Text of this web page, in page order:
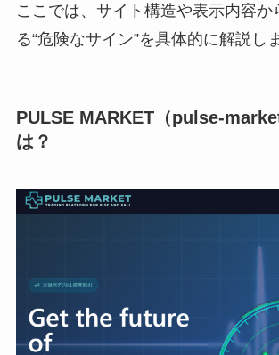
ここでは、サイト構造や表示内容か
る“危険なサイン”を具体的に解説し
PULSE MARKET（pulse-
は？